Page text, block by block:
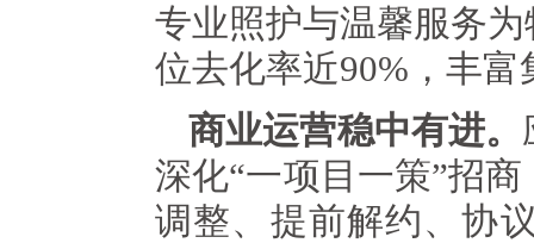
专业照护与温馨服务
位去化率近90%，丰
商业运营稳中有进。
深化“一项目一策”招
调整、提前解约、协